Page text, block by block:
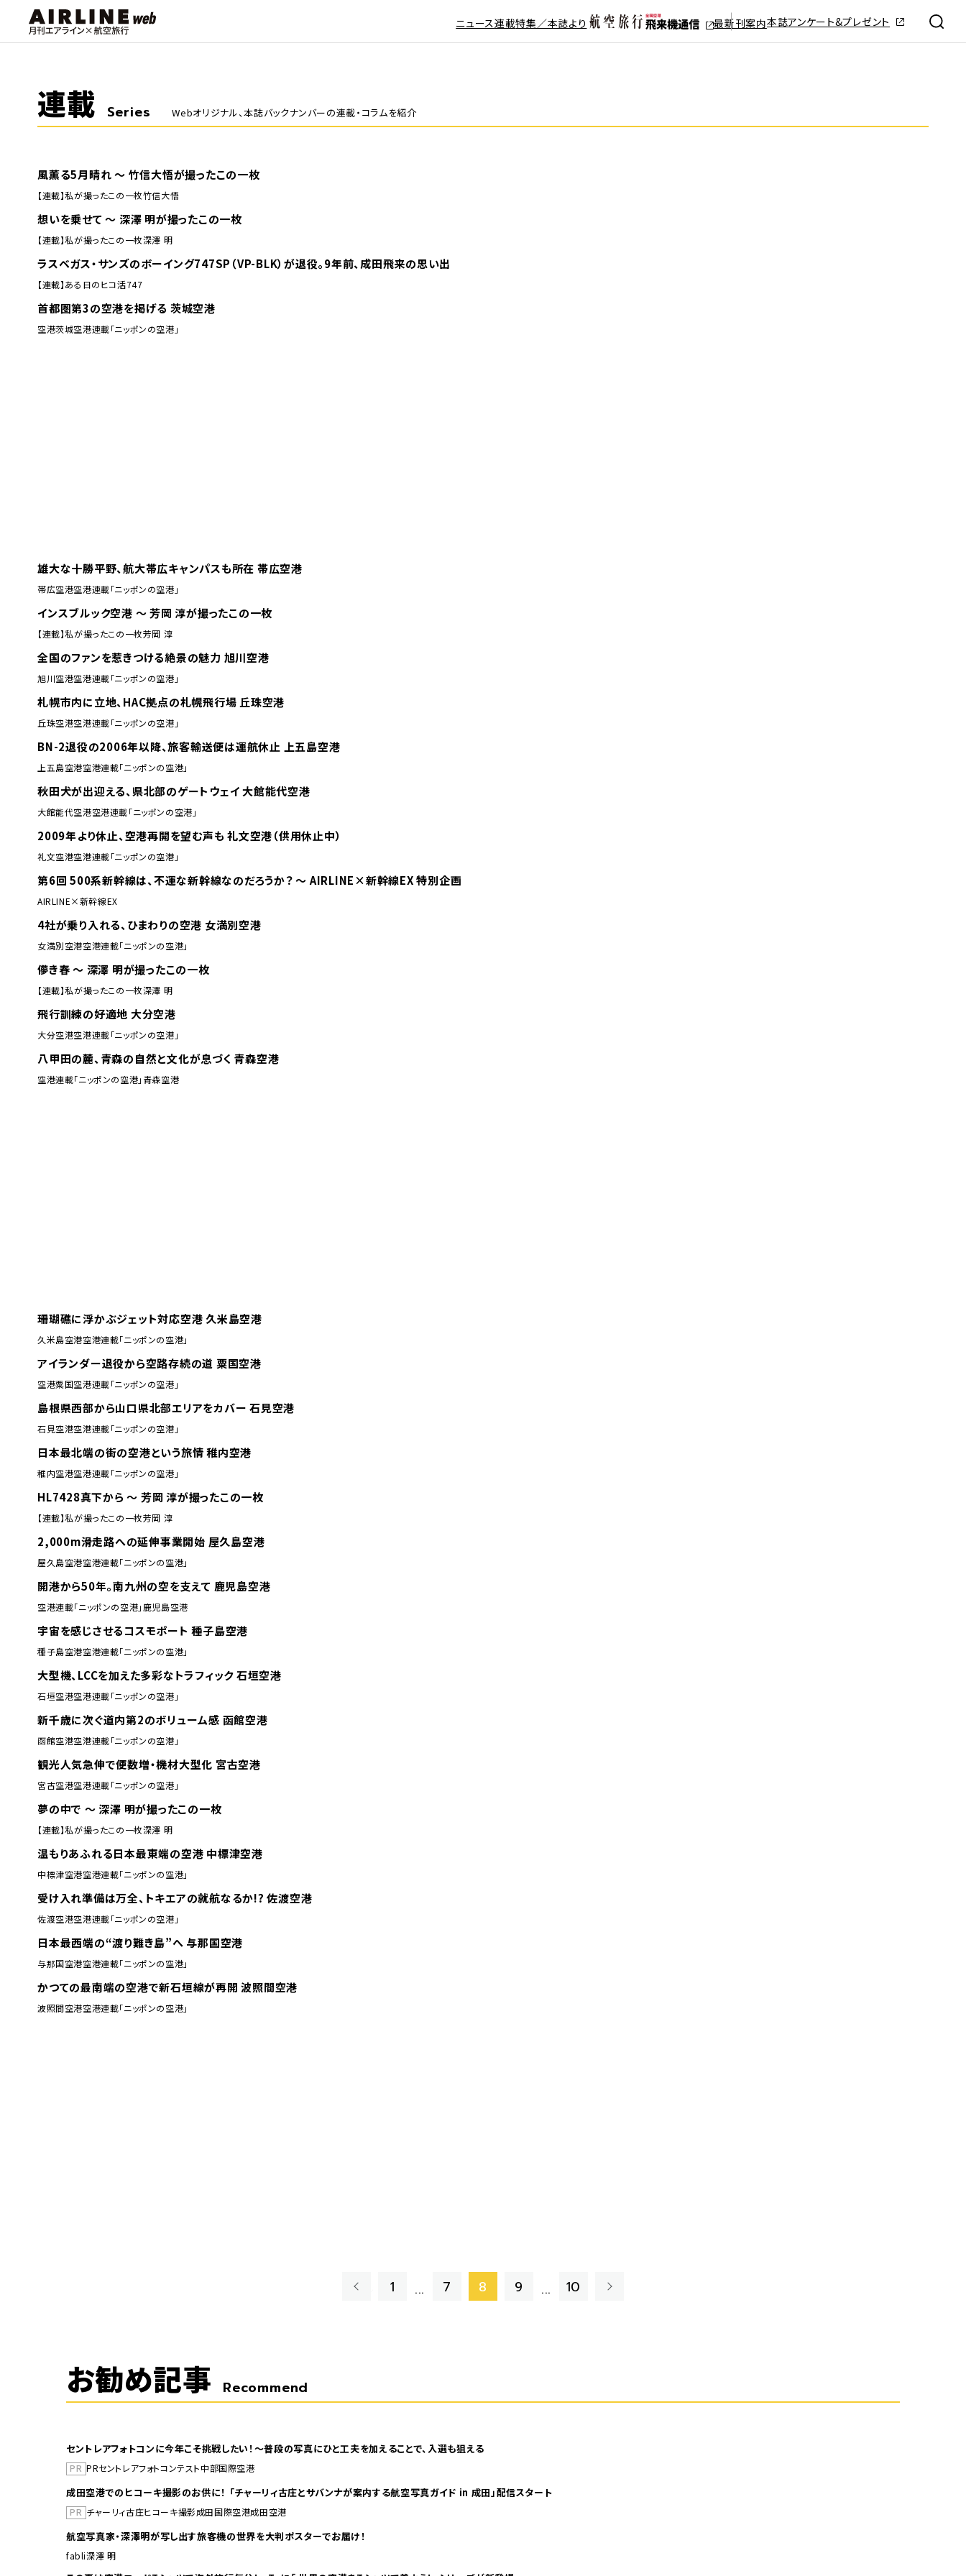
ニュース連載特集／本誌より 最新刊案内本誌アンケート&プレゼント
連載 Series Webオリジナル、本誌バックナンバーの連載・コラムを紹介
風薫る5月晴れ ～ 竹信大悟が撮ったこの一枚
【連載】私が撮ったこの一枚竹信大悟
想いを乗せて ～ 深澤 明が撮ったこの一枚
【連載】私が撮ったこの一枚深澤 明
ラスベガス・サンズのボーイング747SP（VP-BLK）が退役。9年前、成田飛来の思い出
【連載】ある日のヒコ活747
首都圏第3の空港を掲げる 茨城空港
空港茨城空港連載「ニッポンの空港」
雄大な十勝平野、航大帯広キャンパスも所在 帯広空港
帯広空港空港連載「ニッポンの空港」
インスブルック空港 ～ 芳岡 淳が撮ったこの一枚
【連載】私が撮ったこの一枚芳岡 淳
全国のファンを惹きつける絶景の魅力 旭川空港
旭川空港空港連載「ニッポンの空港」
札幌市内に立地、HAC拠点の札幌飛行場 丘珠空港
丘珠空港空港連載「ニッポンの空港」
BN-2退役の2006年以降、旅客輸送便は運航休止 上五島空港
上五島空港空港連載「ニッポンの空港」
秋田犬が出迎える、県北部のゲートウェイ 大館能代空港
大館能代空港空港連載「ニッポンの空港」
2009年より休止、空港再開を望む声も 礼文空港（供用休止中）
礼文空港空港連載「ニッポンの空港」
第6回 500系新幹線は、不運な新幹線なのだろうか？ ～ AIRLINE×新幹線EX 特別企画
AIRLINE×新幹線EX
4社が乗り入れる、ひまわりの空港 女満別空港
女満別空港空港連載「ニッポンの空港」
儚き春 ～ 深澤 明が撮ったこの一枚
【連載】私が撮ったこの一枚深澤 明
飛行訓練の好適地 大分空港
大分空港空港連載「ニッポンの空港」
八甲田の麓、青森の自然と文化が息づく 青森空港
空港連載「ニッポンの空港」 青森空港
珊瑚礁に浮かぶジェット対応空港 久米島空港
久米島空港空港連載「ニッポンの空港」
アイランダー退役から空路存続の道 粟国空港
空港粟国空港連載「ニッポンの空港」
島根県西部から山口県北部エリアをカバー 石見空港
石見空港空港連載「ニッポンの空港」
日本最北端の街の空港という旅情 稚内空港
稚内空港空港連載「ニッポンの空港」
HL7428真下から ～ 芳岡 淳が撮ったこの一枚
【連載】私が撮ったこの一枚芳岡 淳
2,000m滑走路への延伸事業開始 屋久島空港
屋久島空港空港連載「ニッポンの空港」
開港から50年。南九州の空を支えて 鹿児島空港
空港連載「ニッポンの空港」 鹿児島空港
宇宙を感じさせるコスモポート 種子島空港
種子島空港空港連載「ニッポンの空港」
大型機、LCCを加えた多彩なトラフィック 石垣空港
石垣空港空港連載「ニッポンの空港」
新千歳に次ぐ道内第2のボリューム感 函館空港
函館空港空港連載「ニッポンの空港」
観光人気急伸で便数増・機材大型化 宮古空港
宮古空港空港連載「ニッポンの空港」
夢の中で ～ 深澤 明が撮ったこの一枚
【連載】私が撮ったこの一枚深澤 明
温もりあふれる日本最東端の空港 中標津空港
中標津空港空港連載「ニッポンの空港」
受け入れ準備は万全、トキエアの就航なるか!? 佐渡空港
佐渡空港空港連載「ニッポンの空港」
日本最西端の“渡り難き島”へ 与那国空港
与那国空港空港連載「ニッポンの空港」
かつての最南端の空港で新石垣線が再開 波照間空港
波照間空港空港連載「ニッポンの空港」
1 ... 7 8 9 ... 10
お勧め記事 Recommend
セントレアフォトコンに今年こそ挑戦したい！～普段の写真にひと工夫を加えることで、入選も狙える
PR PRセントレアフォトコンテスト中部国際空港
成田空港でのヒコーキ撮影のお供に！ 「チャーリィ古庄とサバンナが案内する航空写真ガイド in 成田」配信スタート
PR チャーリィ古庄ヒコーキ撮影成田国際空港成田空港
航空写真家・深澤明が写し出す旅客機の世界を大判ポスターでお届け！
fabli深澤 明